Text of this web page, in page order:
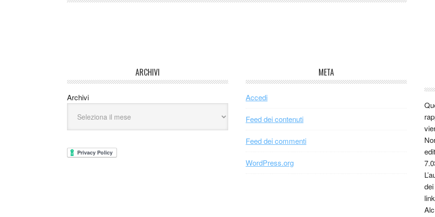
ARCHIVI
Archivi
META
Accedi
Feed dei contenuti
Feed dei commenti
WordPress.org